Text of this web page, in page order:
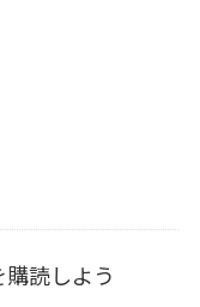
読しよう